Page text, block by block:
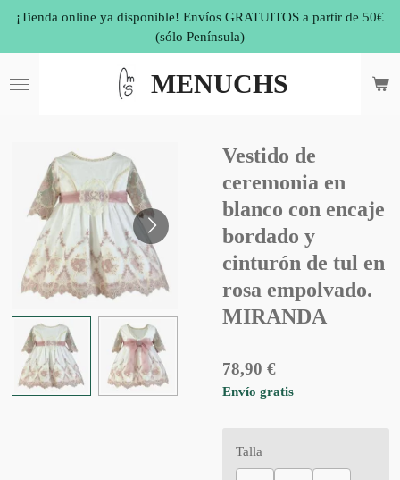
contenido
principal
MENUCHS
¡Tienda online ya disponible! Envíos GRATUITOS a partir de 50€
(sólo Península)
Vestido de
ceremonia en
blanco con encaje
bordado y
cinturón de tul en
rosa empolvado.
MIRANDA
78,90 €
Envío gratis
Talla